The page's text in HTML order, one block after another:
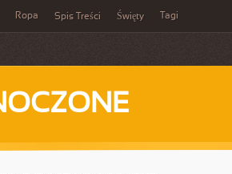
Ropa Spis Treści Święty Tagi